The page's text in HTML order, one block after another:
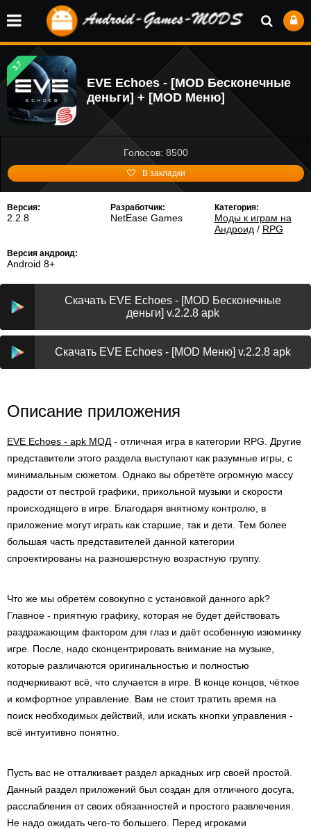
3.7
EVE Echoes - [MOD Бесконечные
деньги] + [MOD Меню]
Голосов: 8500
В закладки
Версия:
2.2.8
Разработчик:
NetEase Games
Категория:
Моды к играм на
Андроид / RPG
Версия андроид:
Android 8+
Скачать EVE Echoes - [MOD Бесконечные
деньги] v.2.2.8 apk
Скачать EVE Echoes - [MOD Меню] v.2.2.8 apk
Описание приложения
EVE Echoes - apk МОД - отличная игра в категории RPG. Другие
представители этого раздела выступают как разумные игры, с
минимальным сюжетом. Однако вы обретёте огромную массу
радости от пестрой графики, прикольной музыки и скорости
происходящего в игре. Благодаря внятному контролю, в
приложение могут играть как старшие, так и дети. Тем более
большая часть представителей данной категории
спроектированы на разношерстную возрастную группу.
Что же мы обретём совокупно с установкой данного apk?
Главное - приятную графику, которая не будет действовать
раздражающим фактором для глаз и даёт особенную изюминку
игре. После, надо сконцентрировать внимание на музыке,
которые различаются оригинальностью и полностью
подчеркивают всё, что случается в игре. В конце концов, чёткое
и комфортное управление. Вам не стоит тратить время на
поиск необходимых действий, или искать кнопки управления -
всё интуитивно понятно.
Пусть вас не отталкивает раздел аркадных игр своей простой.
Данный раздел приложений был создан для отличного досуга,
расслабления от своих обязанностей и простого развлечения.
Не надо ожидать чего-то большего. Перед игроками